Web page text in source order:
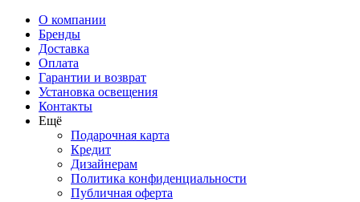
О компании
Бренды
Доставка
Оплата
Гарантии и возврат
Установка освещения
Контакты
Ещё
Подарочная карта
Кредит
Дизайнерам
Политика конфиденциальности
Публичная оферта